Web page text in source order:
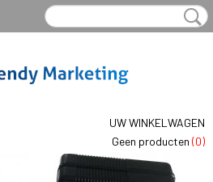
UW WINKELWAGEN
Geen producten (0)